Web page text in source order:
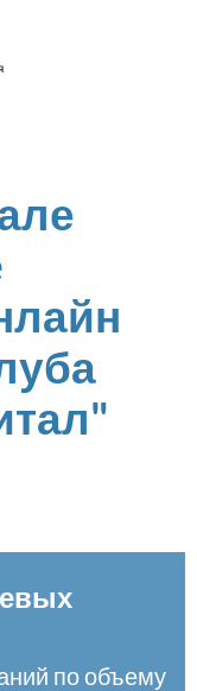
по объему